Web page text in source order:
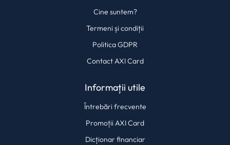
Cine suntem?
Termeni și condiții
Politica GDPR
Contact AXI Card
Informații utile
Întrebări frecvente
Promoții AXI Card
Dicționar financiar